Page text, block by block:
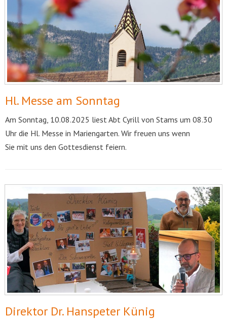
Hl. Messe am Sonntag
Am Sonntag, 10.08.2025 liest Abt Cyrill von Stams um 08.30
Uhr die Hl. Messe in Mariengarten. Wir freuen uns wenn
Sie mit uns den Gottesdienst feiern.
Direktor Dr. Hanspeter Künig